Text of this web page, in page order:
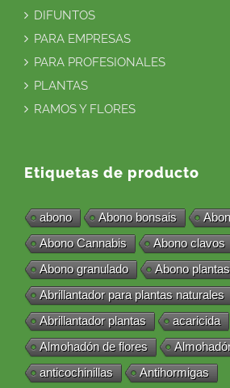
DIFUNTOS
PARA EMPRESAS
PARA PROFESIONALES
PLANTAS
RAMOS Y FLORES
Etiquetas de producto
abono Abono bonsais
Abono Cannabis
Abono clavos
Abono granulado
Abono plantas
Abrillantador para plantas naturales
Abrillantador plantas
acaricida
Almohadón de flores
anticochinillas
Antihormigas